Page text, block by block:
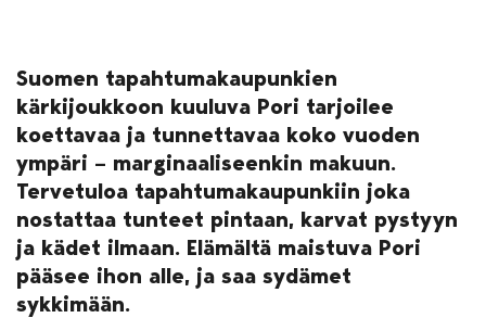
Suomen tapahtumakaupunkien
kärkijoukkoon kuuluva Pori tarjoilee
koettavaa ja tunnettavaa koko vuoden
ympäri – marginaaliseenkin makuun.
Tervetuloa tapahtumakaupunkiin joka
nostattaa tunteet pintaan, karvat pystyyn
ja kädet ilmaan. Elämältä maistuva Pori
pääsee ihon alle, ja saa sydämet
sykkimään.